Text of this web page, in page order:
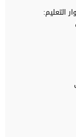
التعليم: